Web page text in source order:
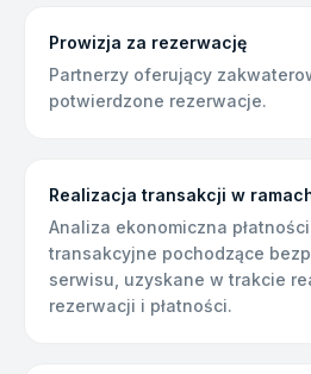
Prowizja za rezerwację
Partnerzy oferujący
potwierdzone rezerwacje.
Realizacja transakcji w
Analiza ekonomiczna
transakcyjne pochodzące
serwisu, uzyskane w trakcie
rezerwacji i płatności.